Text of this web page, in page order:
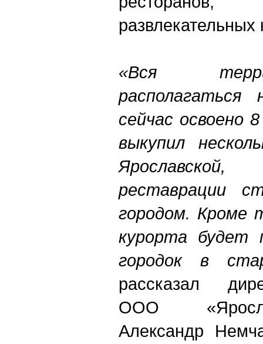
развлекательных
«Вся
сейчас освоено
выкупил
реставрации
городом. Кроме
курорта будет
городок в
рассказал
ООО
Александр